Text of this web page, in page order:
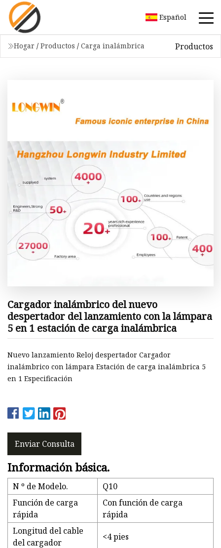
Español
Hogar / Productos / Carga inalámbrica Productos
Cargador inalámbrico del nuevo
despertador del lanzamiento con la lámpara
5 en 1 estación de carga inalámbrica
Nuevo lanzamiento Reloj despertador Cargador
inalámbrico con lámpara Estación de carga inalámbrica 5
en 1 Especificación
Enviar Consulta
Información básica.
N º de Modelo.
Q10
Función de carga
rápida
Con función de carga
rápida
Longitud del cable
del cargador
<4 pies